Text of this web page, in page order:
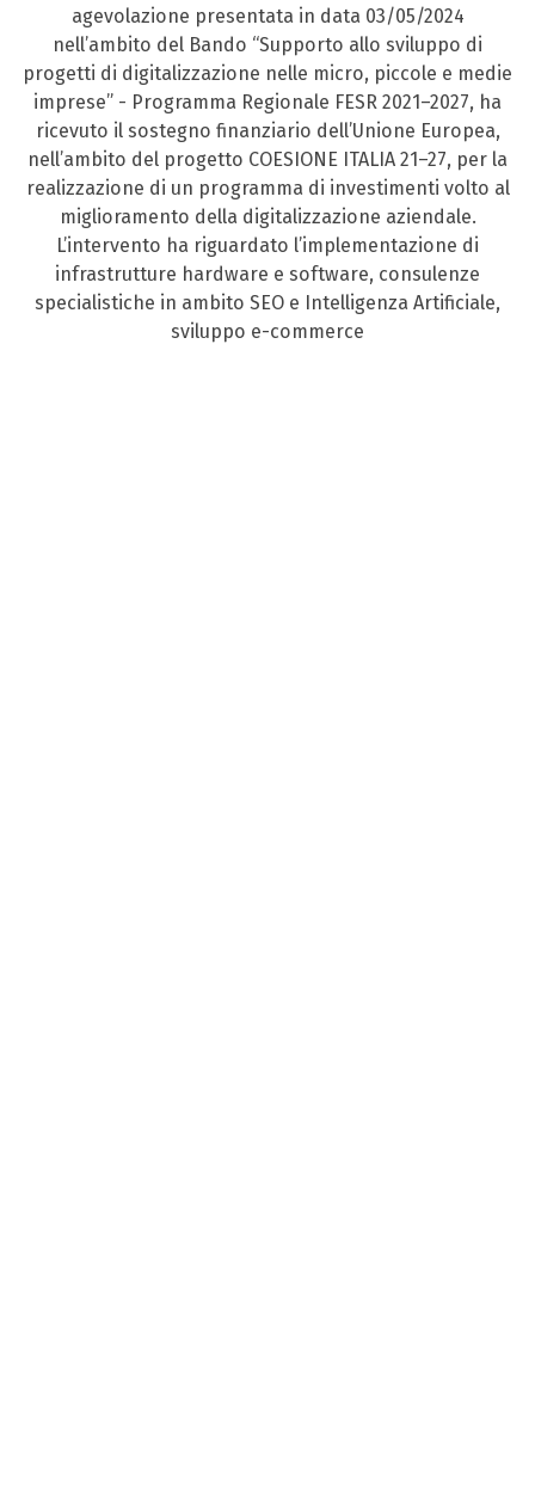
agevolazione presentata in data 03/05/2024
nell’ambito del Bando “Supporto allo sviluppo di
progetti di digitalizzazione nelle micro, piccole e medie
imprese” - Programma Regionale FESR 2021–2027, ha
ricevuto il sostegno finanziario dell’Unione Europea,
nell’ambito del progetto COESIONE ITALIA 21–27, per la
realizzazione di un programma di investimenti volto al
miglioramento della digitalizzazione aziendale.
L’intervento ha riguardato l’implementazione di
infrastrutture hardware e software, consulenze
specialistiche in ambito SEO e Intelligenza Artificiale,
sviluppo e-commerce